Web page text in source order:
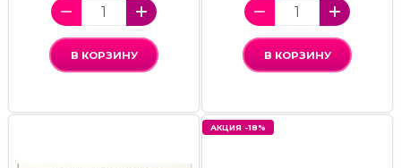
В КОРЗИНУ В КОРЗИНУ
АКЦИЯ -18%